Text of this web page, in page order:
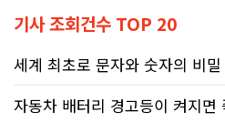
기사 조회건수 TOP 20